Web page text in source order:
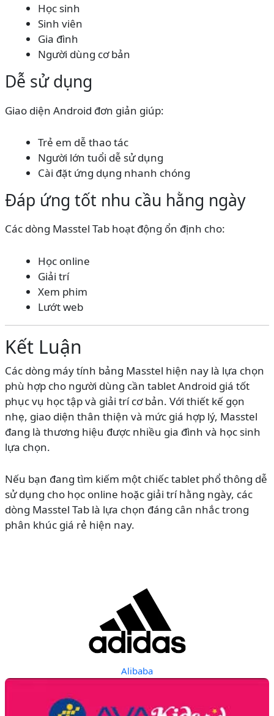
Học sinh
Sinh viên
Gia đình
Người dùng cơ bản
Dễ sử dụng
Giao diện Android đơn giản giúp:
Trẻ em dễ thao tác
Người lớn tuổi dễ sử dụng
Cài đặt ứng dụng nhanh chóng
Đáp ứng tốt nhu cầu hằng ngày
Các dòng Masstel Tab hoạt động ổn định cho:
Học online
Giải trí
Xem phim
Lướt web
Kết Luận
Các dòng máy tính bảng Masstel hiện nay là lựa chọn
phù hợp cho người dùng cần tablet Android giá tốt
phục vụ học tập và giải trí cơ bản. Với thiết kế gọn
nhẹ, giao diện thân thiện và mức giá hợp lý, Masstel
đang là thương hiệu được nhiều gia đình và học sinh
lựa chọn.
Nếu bạn đang tìm kiếm một chiếc tablet phổ thông dễ
sử dụng cho học online hoặc giải trí hằng ngày, các
dòng Masstel Tab là lựa chọn đáng cân nhắc trong
phân khúc giá rẻ hiện nay.
Alibaba